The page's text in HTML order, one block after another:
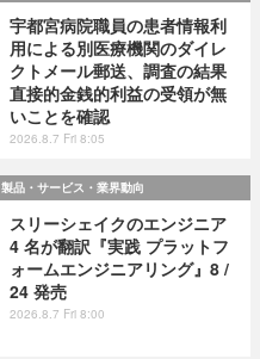
宇都宮病院職員の患者情報利
用による別医療機関のダイレ
クトメール郵送、調査の結果
直接的金銭的利益の受領が無
いことを確認
2026.8.7 Fri 8:05
製品・サービス・業界動向
スリーシェイクのエンジニア
4 名が翻訳『実践 プラットフ
ォームエンジニアリング』8 /
24 発売
2026.8.7 Fri 8:00